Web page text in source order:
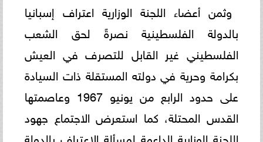
وثمن أعضاء اللجنة الوزارية اعتراف إسبانيا
بالدولة الفلسطينية نصرةً لحق الشعب
الفلسطيني غير القابل للتصرف في العيش
بكرامة وحرية في دولته المستقلة ذات السيادة
على حدود الرابع من يونيو 1967 وعاصمتها
القدس المحتلة، كما استعرض الاجتماع جهود
اللجنة الوزارية الداعمة لمسألة الاعتراف بالدولة